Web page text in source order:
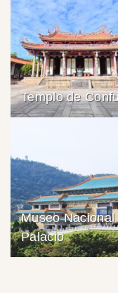
Templo de
Museo Nacional
Palacio